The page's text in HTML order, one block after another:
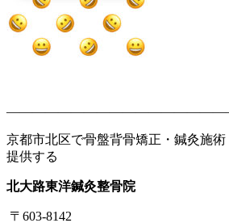
京都市北区で骨盤背骨矯正・鍼灸施
提供する
北大路東洋鍼灸整骨院
〒603-8142